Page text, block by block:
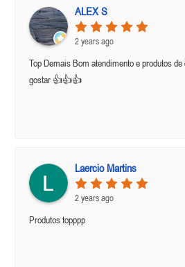
ALEX S
2 years ago
Top Demais Bom atendimento e produtos
gostar 👍👍👍
Laercio Martins
2 years ago
Produtos topppp